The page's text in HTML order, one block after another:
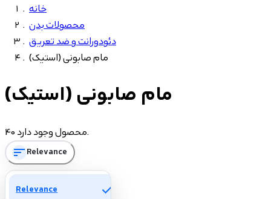
خانه
محصولات بدن
دئودورانت و ضد تعریق
مام صابونی (استیک)
تومان
Manufacturers
مام صابونی (استیک)
40 محصول وجود دارد.
sortRelevance
Relevance check